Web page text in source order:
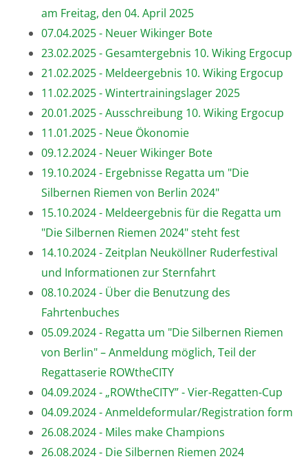
am Freitag, den 04. April 2025
07.04.2025 - Neuer Wikinger Bote
23.02.2025 - Gesamtergebnis 10. Wiking Ergocup
21.02.2025 - Meldeergebnis 10. Wiking Ergocup
11.02.2025 - Wintertrainingslager 2025
20.01.2025 - Ausschreibung 10. Wiking Ergocup
11.01.2025 - Neue Ökonomie
09.12.2024 - Neuer Wikinger Bote
19.10.2024 - Ergebnisse Regatta um "Die
Silbernen Riemen von Berlin 2024"
15.10.2024 - Meldeergebnis für die Regatta um
"Die Silbernen Riemen 2024" steht fest
14.10.2024 - Zeitplan Neuköllner Ruderfestival
und Informationen zur Sternfahrt
08.10.2024 - Über die Benutzung des
Fahrtenbuches
05.09.2024 - Regatta um "Die Silbernen Riemen
von Berlin" – Anmeldung möglich, Teil der
Regattaserie ROWtheCITY
04.09.2024 - „ROWtheCITY” - Vier-Regatten-Cup
04.09.2024 - Anmeldeformular/Registration form
26.08.2024 - Miles make Champions
26.08.2024 - Die Silbernen Riemen 2024